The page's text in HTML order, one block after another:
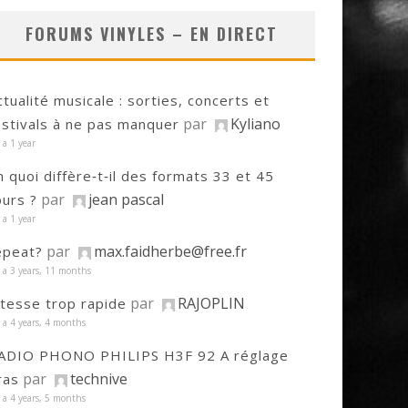
FORUMS VINYLES – EN DIRECT
musicale : sorties, concerts et
à ne pas manquer par Kyliano
a 1 year
quoi diffère‑t‑il des formats 33 et 45
? par jean pascal
a 1 year
par max.faidherbe@free.fr
a 3 years, 11 months
trop rapide par RAJOPLIN
a 4 years, 4 months
PHONO PHILIPS H3F 92 A réglage
par technive
a 4 years, 5 months